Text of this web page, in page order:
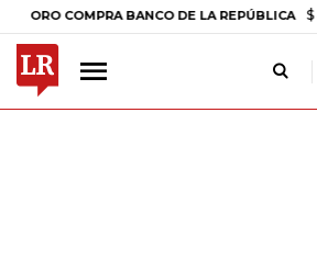
COMPRA BANCO DE LA REPÚBLICA $